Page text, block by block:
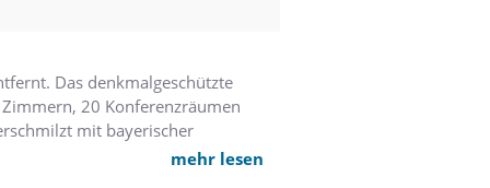
Das denkmalgeschützte
20 Konferenzräumen
mit bayerischer
mehr lesen